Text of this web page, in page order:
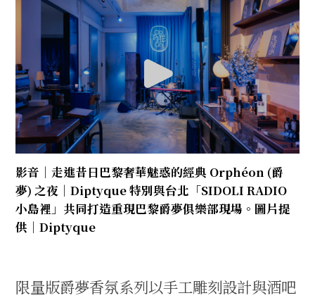
影音｜走進昔日巴黎奢華魅惑的經典 Orphéon (爵
夢) 之夜｜Diptyque 特別與台北「SIDOLI RADIO
小島裡」共同打造重現巴黎爵夢俱樂部現場。圖片提
供｜Diptyque
限量版爵夢香氛系列以手工雕刻設計與酒吧